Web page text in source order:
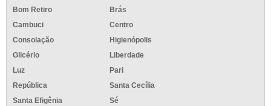
Bom Retiro
Brás
Cambuci
Centro
Consolação
Higienópolis
Glicério
Liberdade
Luz
Pari
República
Santa Cecília
Santa Efigênia
Sé